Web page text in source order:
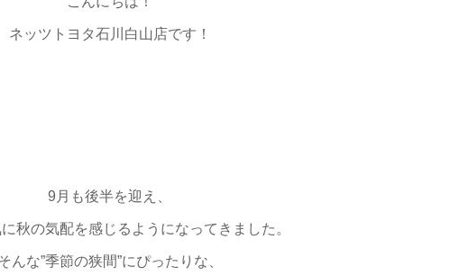
ネッツトヨタ石川白山店です！
9月も後半を迎え、
秋の気配を感じるようになってきました。
んな”季節の狭間”にぴったりな、